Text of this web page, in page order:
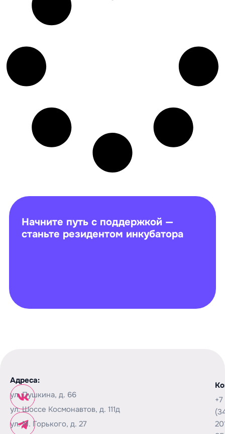
Начните путь с поддержкой —
станьте резидентом инкубатора
Адреса:
ул. Пушкина, д. 66
ул. Шоссе Космонавтов, д. 111д
ул. М. Горького, д. 27
+7